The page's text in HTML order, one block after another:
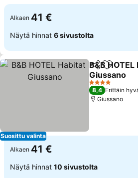
Alkaen 41 €
Näytä hinnat 6 sivustolta
Suosittu valinta
Jaa Lisää
B&B
Giussano
4 Tähtiluokitus
8,4 Erittäin
Giussano
Alkaen 41 €
Näytä hinnat 10 sivustolta